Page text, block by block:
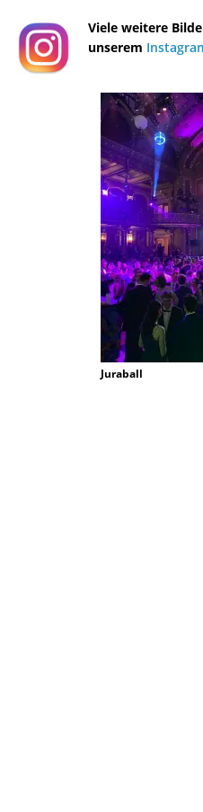
Viele weitere
unserem
Juraball